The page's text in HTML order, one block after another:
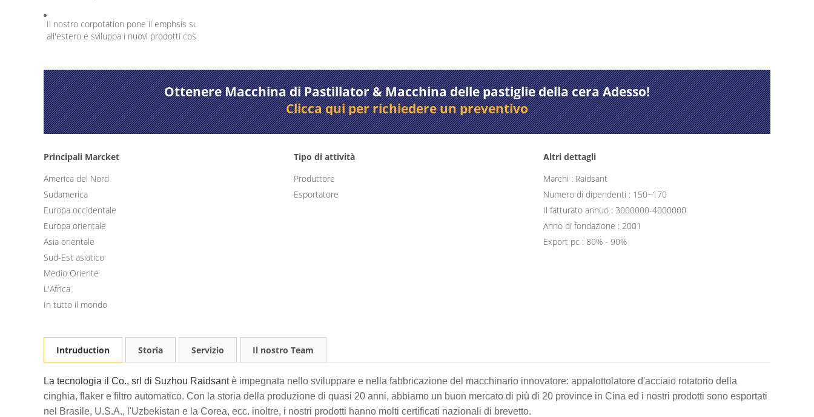
Il nostro corpotation pone il emphsis su ricostruzione thchnical, importa la tecnologia avanzata dalla casa ed
all'estero e sviluppa i nuovi prodotti costantemente.
Ottenere Macchina di Pastillator & Macchina delle pastiglie della cera Adesso!
Clicca qui per richiedere un preventivo
Principali Marcket
America del Nord
Sudamerica
Europa occidentale
Europa orientale
Asia orientale
Sud-Est asiatico
Medio Oriente
L'Africa
In tutto il mondo
Tipo di attività
Produttore
Esportatore
Altri dettagli
Marchi : Raidsant
Numero di dipendenti : 150~170
Il fatturato annuo : 3000000-4000000
Anno di fondazione : 2001
Export pc : 80% - 90%
Intruduction Storia Servizio Il nostro Team
La tecnologia il Co., srl di Suzhou Raidsantè impegnata nello sviluppare e nella fabbricazione del macchinario innovatore: appalottolatore d'acciaio rotatorio della
cinghia, flaker e filtro automatico. Con la storia della produzione di quasi 20 anni, abbiamo un buon mercato di più di 20 province in Cina ed i nostri prodotti sono esportati
nel Brasile, U.S.A., l'Uzbekistan e la Corea, ecc. inoltre, i nostri prodotti hanno molti certificati nazionali di brevetto.